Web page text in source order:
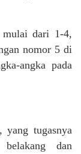
mulai dari 1-4,
nomor 5 di
angka pada
tugasnya
dan